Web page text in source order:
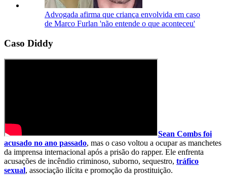
Advogada afirma que criança envolvida em caso
de Marco Furlan 'não entende o que aconteceu'
Caso Diddy
Sean Combs foi
acusado no ano passado, mas o caso voltou a ocupar as manchetes
da imprensa internacional após a prisão do rapper. Ele enfrenta
acusações de incêndio criminoso, suborno, sequestro, tráfico
sexual, associação ilícita e promoção da prostituição.